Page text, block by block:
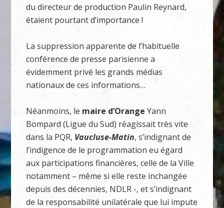
du directeur de production Paulin Reynard,
étaient pourtant d’importance !
La suppression apparente de l’habituelle
conférence de presse parisienne a
évidemment privé les grands médias
nationaux de ces informations…
Néanmoins, le maire d’Orange Yann
Bompard (Ligue du Sud) réagissait très vite
dans la PQR, Vaucluse-Matin, s’indignant de
l’indigence de le programmation eu égard
aux participations financières, celle de la Ville
notamment – même si elle reste inchangée
depuis des décennies, NDLR -, et s’indignant
de la responsabilité unilatérale que lui impute